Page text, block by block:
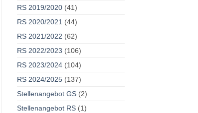
RS 2019/2020(41)
RS 2020/2021 (44)
RS 2021/2022 (62)
RS 2022/2023 (106)
RS 2023/2024(104)
RS 2024/2025(137)
Stellenangebot GS(2)
Stellenangebot RS(1)